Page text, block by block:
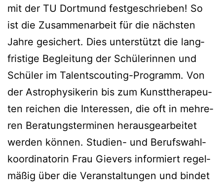
mit der TU Dort­mund fest­ge­schrie­ben! So
ist die Zusam­men­ar­beit für die nächs­ten
Jah­re gesi­chert. Dies unter­stützt die lang­
fris­ti­ge Beglei­tung der Schü­le­rin­nen und
Schü­ler im Talent­scou­ting-Pro­gramm. Von
der Astro­phy­si­ke­rin bis zum Kunst­the­ra­peu­
ten rei­chen die Inter­es­sen, die oft in meh­re­
ren Bera­tungs­ter­mi­nen her­aus­ge­ar­bei­tet
wer­den kön­nen. Stu­di­en- und Berufs­wahl­
ko­or­di­na­to­rin Frau Gie­vers infor­miert regel­
mä­ßig über die Ver­an­stal­tun­gen und bin­det